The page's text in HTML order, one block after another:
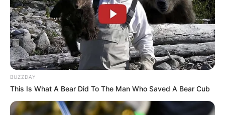
BUZZDAY
This Is What A Bear Did To The Man Who Saved A Bear Cub